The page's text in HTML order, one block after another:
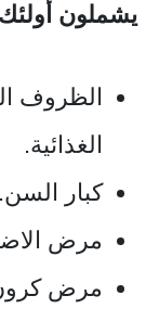
يشملون
الظروف
الغذائية.
كبار السن.
مرض
مرض